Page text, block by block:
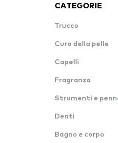
CATEGORIE
Trucco
Cura della pelle
Capelli
Fragranza
Strumenti e
Denti
Bagno e corpo